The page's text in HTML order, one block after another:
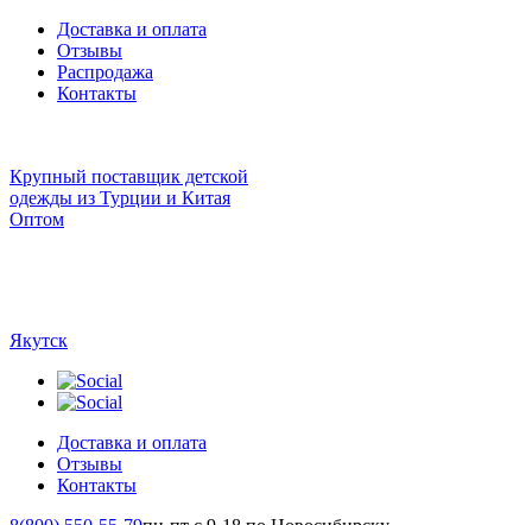
Доставка и оплата
Отзывы
Распродажа
Контакты
Крупный поставщик детской
одежды из Турции и Китая
Оптом
Якутск
Доставка и оплата
Отзывы
Контакты